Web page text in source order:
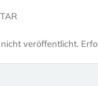
veröffentlicht.